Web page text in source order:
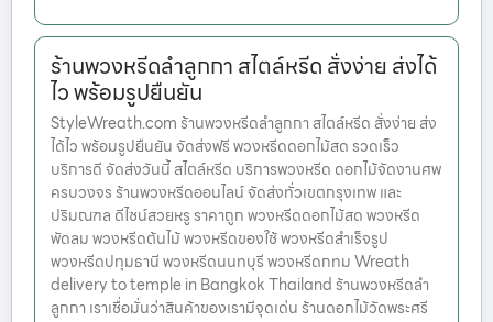
ร้านพวงหรีดลําลูกกา สไตล์หรีด สั่งง่าย ส่งได้
ไว พร้อมรูปยืนยัน
StyleWreath.com ร้านพวงหรีดลําลูกกา สไตล์หรีด สั่งง่าย ส่ง
ได้ไว พร้อมรูปยืนยัน จัดส่งฟรี พวงหรีดดอกไม้สด รวดเร็ว
บริการดี จัดส่งวันนี้ สไตล์หรีด บริการพวงหรีด ดอกไม้จัดงานศพ
ครบวงจร ร้านพวงหรีดออนไลน์ จัดส่งทั่วเขตกรุงเทพ และ
ปริมณฑล ดีไซน์สวยหรู ราคาถูก พวงหรีดดอกไม้สด พวงหรีด
พัดลม พวงหรีดต้นไม้ พวงหรีดของใช้ พวงหรีดสำเร็จรูป
พวงหรีดปทุมธานี พวงหรีดนนทบุรี พวงหรีดกทม Wreath
delivery to temple in Bangkok Thailand ร้านพวงหรีดลํา
ลูกกา เราเชื่อมั่นว่าสินค้าของเรามีจุดเด่น ร้านดอกไม้วัดพระศรี